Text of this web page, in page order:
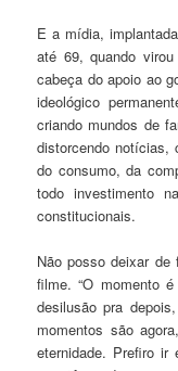
E a mídia,
até 69, quando
cabeça do apoio ao
ideológico
criando mundos de
distorcendo notícias,
do consumo, da
todo investimento
constitucionais.
Não posso deixar de
filme. “O momento
desilusão pra
momentos são
eternidade. Prefiro ir